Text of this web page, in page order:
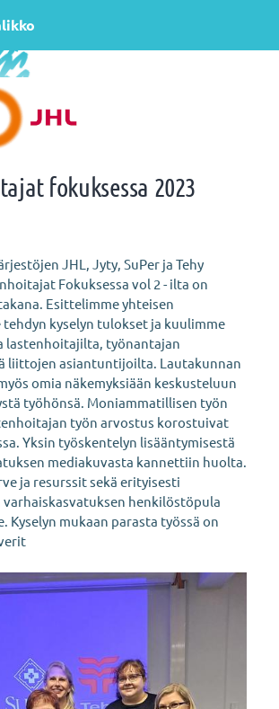
Helsingin varhaiskasvatus JHL ry 081
fokuksessa 2023
JHL, Jyty, SuPer ja Tehy
Fokuksessa vol 2 - ilta on
Esittelimme yhteisen
kyselyn tulokset ja kuulimme
lastenhoitajilta, työnantajan
liittojen asiantuntijoilta. Lautakunnan
omia näkemyksiään keskusteluun
työhönsä. Moniammatillisen työn
työn arvostus korostuivat
Yksin työskentelyn lisääntymisestä
mediakuvasta kannettiin huolta.
ja resurssit sekä erityisesti
henkilöstöpula
Kyselyn mukaan parasta työssä on